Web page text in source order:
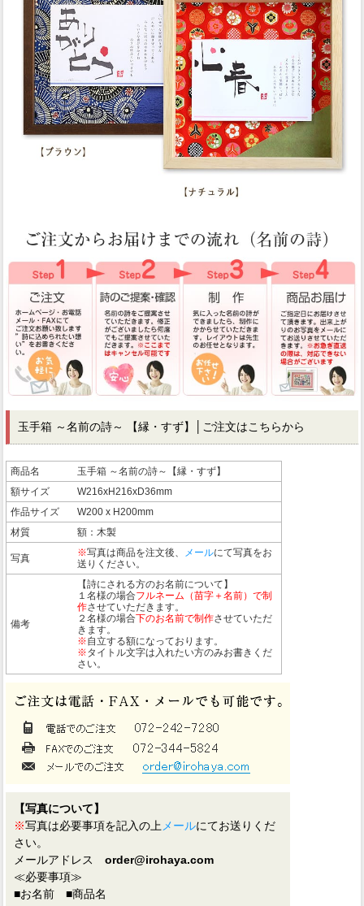
玉手箱 ～名前の詩～ 【縁・すず】 │ご注文はこちらから
商品名
玉手箱 ～名前の詩～【縁・すず】
額サイズ
W216xH216xD36mm
作品サイズ
W200 x H200mm
材質
額：木製
写真 ※写真は商品を注文後、 メールにて写真をお
送りください。
備考
【詩にされる方のお名前について】
１名様の場合フルネーム（苗字＋名前）で制
作させていただきます。
２名様の場合下のお名前で制作させていただ
きます。
※自立する額になっております。
※タイトル文字は入れたい方のみお書きくだ
さい。
【写真について】
※写真は必要事項を記入の上 メールにてお送りくだ
さい。
メールアドレス order@irohaya.com
≪必要事項≫
■お名前 ■商品名